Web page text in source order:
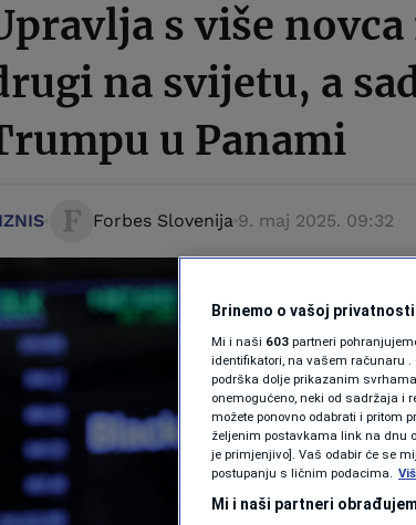
s više
na svijetu, a
u Panami
Forbes Slovenija 9. maj 2025. 09:32
Brinemo o vašoj privatnosti
Mi i naši 603 partneri
identifikatori, na vašem računaru
podrška dolje prikazanim
onemogućeno, neki od sadržaja i
možete ponovno odabrati i pritom
željenim postavkama link na dnu
je primjenjivo]. Vaš odabir će se
postupanju s ličnim podacima.
Mi i naši partneri